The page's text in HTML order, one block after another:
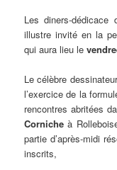
Les diners-
illustre invité en la
qui aura lieu le
Le célèbre
l’exercice de la
rencontres abritées
Corniche à
partie d’après-midi
inscrits,